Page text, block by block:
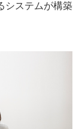
システムが構築